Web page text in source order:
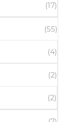
(17)
(55)
(4)
(2)
(2)